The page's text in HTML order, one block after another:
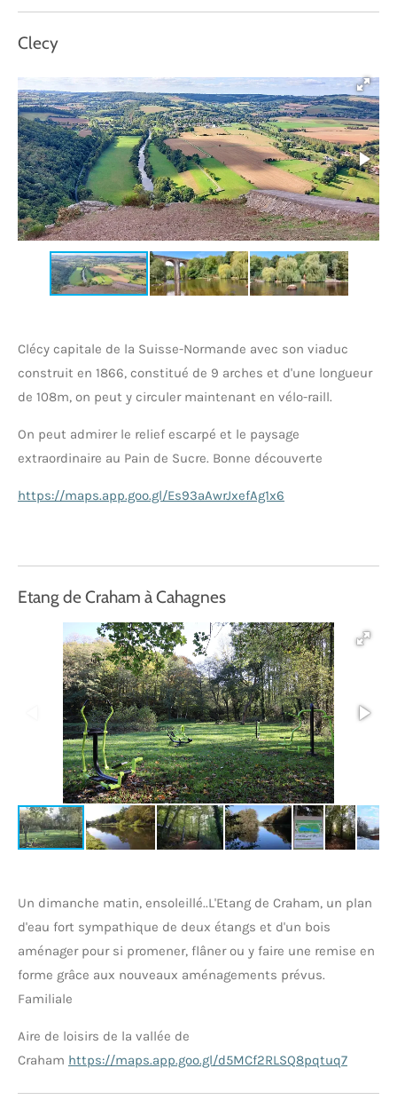
Clecy
Clécy capitale de la Suisse-Normande avec son viaduc
construit en 1866, constitué de 9 arches et d'une longueur
de 108m, on peut y circuler maintenant en vélo-raill.
On peut admirer le relief escarpé et le paysage
extraordinaire au Pain de Sucre. Bonne découverte
https://maps.app.goo.gl/Es93aAwrJxefAg1x6
Etang de Craham à Cahagnes
Un dimanche matin, ensoleillé..L'Etang de Craham, un plan
d'eau fort sympathique de deux étangs et d'un bois
aménager pour si promener, flâner ou y faire une remise en
forme grâce aux nouveaux aménagements prévus.
Familiale
Aire de loisirs de la vallée de
Craham https://maps.app.goo.gl/d5MCf2RLSQ8pqtuq7